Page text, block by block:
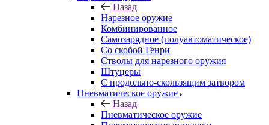
Назад
Нарезное оружие
Комбинированное
Самозарядное (полуавтоматическое)
Со скобой Генри
Стволы для нарезного оружия
Штуцеры
С продольно-скользящим затвором
Пневматическое оружие
Назад
Пневматическое оружие